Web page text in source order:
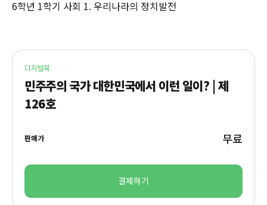
6학년 1학기 사회 1. 우리나라의 정치발전
디지털북
민주주의 국가 대한민국에서 이런 일이? | 제
126호
판매가 무료
결제하기